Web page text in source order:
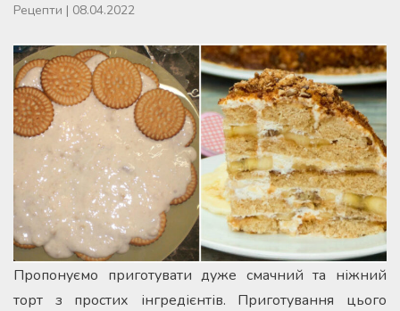
Рецепти | 08.04.2022
Пропонуємо приготувати дуже смачний та ніжний
торт з простих інгредієнтів. Приготування цього